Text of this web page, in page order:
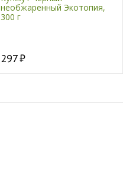
необжаренный Экотопия,
300 г
297